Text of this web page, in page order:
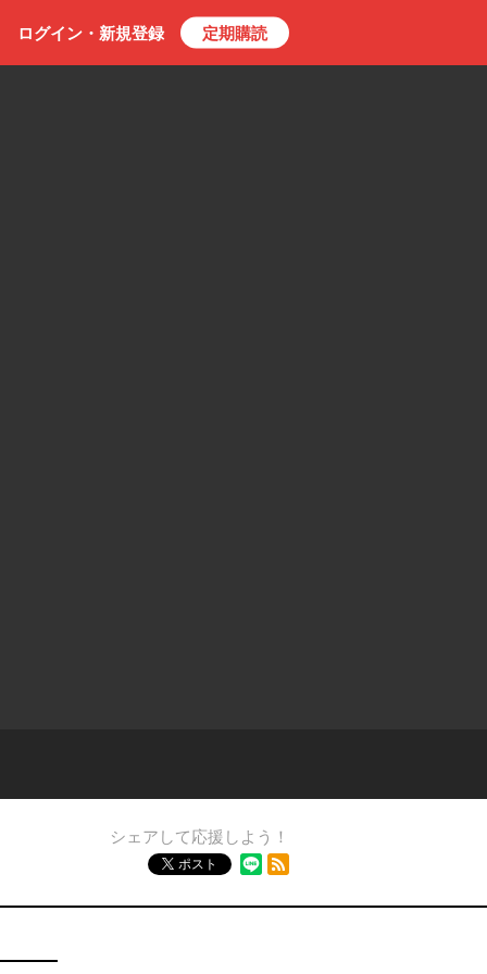
ログイン・ 新規登録 定期購読
シェアして応援しよう！
ポスト